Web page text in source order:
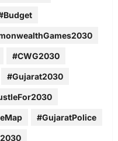
#CWG2030
#Gujarat2030
#GujaratPolice